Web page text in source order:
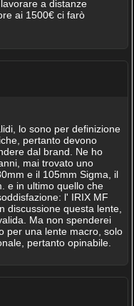
a distanze
ai 1500€ ci farò
lo sono per definizione
pertanto devono
dal brand. Ne ho
mai trovato uno
e il 105mm Sigma, il
e in ultimo quello che
l' IRIX MF
discussione questa lente,
Ma non spenderei
per una lente macro, solo
pertanto opinabile.